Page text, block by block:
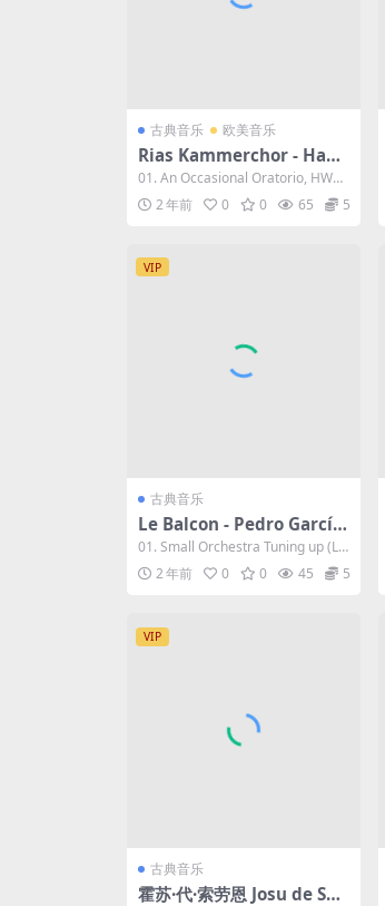
古典音乐 欧美音乐
Rias Kammerchor - Hand
el Coronation Anthems 2
023 [24Bit/96kHz] [Hi-Re
s Flac 1.05GB]
01. An Occasional Oratorio, HWV
62: Over...
2 年前 0 0 65 5
VIP
古典音乐
Le Balcon - Pedro García-
Velásquez (Live) 2023 [24
Bit/96kHz] [Hi-Res Flac 8
49MB]
01. Small Orchestra Tuning up (Liv
e) 02....
2 年前 0 0 45 5
VIP
古典音乐
霍苏·代·索劳恩 Josu de Sol